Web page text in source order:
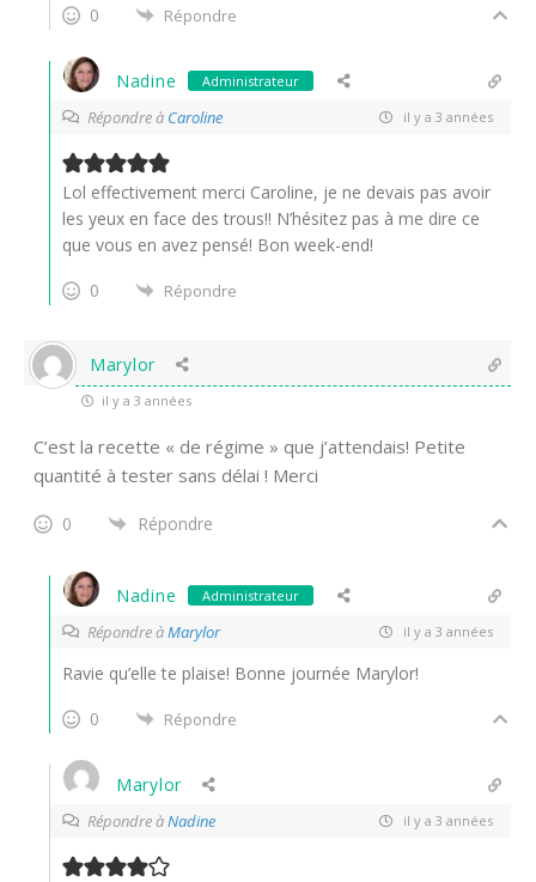
0
Répondre
Nadine Administrateur
Répondre à Caroline il y a 3 années
Lol effectivement merci Caroline, je ne devais pas avoir
les yeux en face des trous!! N’hésitez pas à me dire ce
que vous en avez pensé! Bon week-end!
0
Répondre
Marylor
il y a 3 années
C’est la recette « de régime » que j’attendais! Petite
quantité à tester sans délai ! Merci
0 Répondre
Nadine Administrateur
Répondre àMarylor il y a 3 années
Ravie qu’elle te plaise! Bonne journée Marylor!
0
Répondre
Marylor
Répondre àNadine il y a 3 années